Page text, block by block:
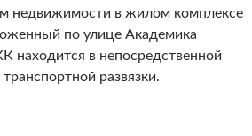
недвижимости в жилом комплексе
по улице Академика
находится в непосредственной
развязки.
«Отрадный»